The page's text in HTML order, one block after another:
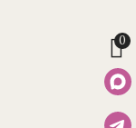
0